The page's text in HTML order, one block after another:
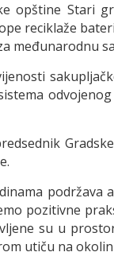
opštine Stari
reciklaže
međunarodnu
pozitivne
su u
utiču na